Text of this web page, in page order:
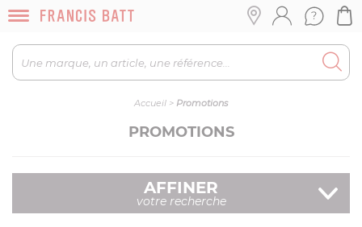
Accueil > Promotions
PROMOTIONS
AFFINER
votre recherche